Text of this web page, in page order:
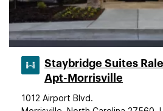
Staybridge Suites
Apt-Morrisville
1012 Airport Blvd.